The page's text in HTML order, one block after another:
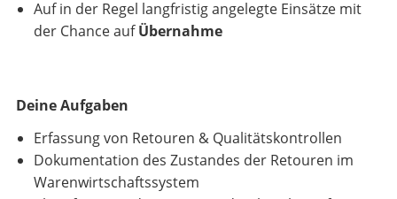
Auf in der Regel langfristig angelegte Einsätze mit
der Chance aufÜbernahme
Deine Aufgaben
Erfassung von Retouren & Qualitätskontrollen
Dokumentation des Zustandes der Retouren im
Warenwirtschaftssystem